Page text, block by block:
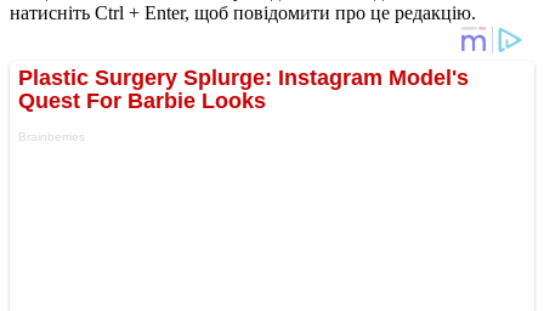
натисніть Ctrl + Enter, щоб повідомити про це редакцію.